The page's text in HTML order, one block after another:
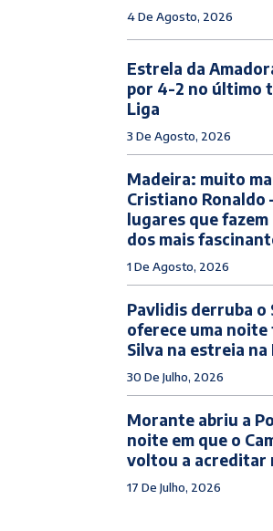
4 De Agosto, 2026
Estrela da
por 4-2 no último
Liga
3 De Agosto, 2026
Madeira: muito
Cristiano
lugares que
dos mais
1 De Agosto, 2026
Pavlidis derruba o
oferece uma
Silva na estreia na
30 De Julho, 2026
Morante abriu a
noite em que o
voltou a acreditar
17 De Julho, 2026